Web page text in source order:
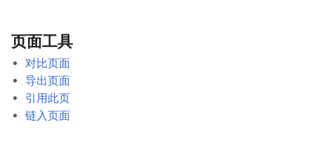
页面工具
对比页面
导出页面
引用此页
链入页面